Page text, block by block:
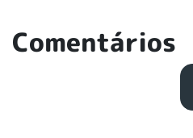
Comentários